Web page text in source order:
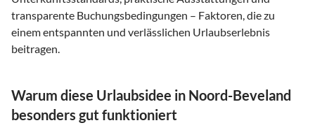
transparente Buchungsbedingungen – Faktoren, die zu
einem entspannten und verlässlichen Urlaubserlebnis
beitragen.
Warum diese Urlaubsidee in Noord-Beveland
besonders gut funktioniert